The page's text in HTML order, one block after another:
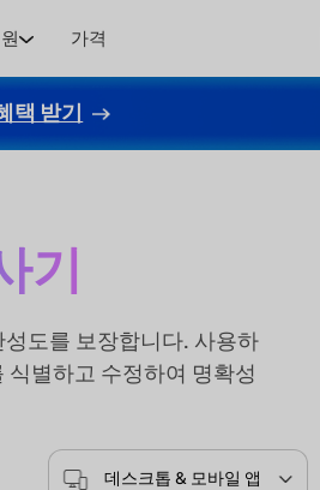
가격
택 받기
기
도를 보장합니다. 사용하
별하고 수정하여 명확성
데스크톱 & 모바일 앱